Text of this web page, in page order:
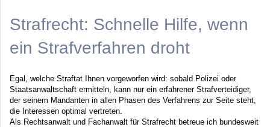
Strafrecht: Schnelle Hilfe, wenn
ein Strafverfahren droht
Egal, welche Straftat Ihnen vorgeworfen wird: sobald Polizei oder
Staatsanwaltschaft ermitteln, kann nur ein erfahrener Strafverteidiger,
der seinem Mandanten in allen Phasen des Verfahrens zur Seite steht,
die Interessen optimal vertreten.
Als Rechtsanwalt und Fachanwalt für Strafrecht betreue ich bundesweit